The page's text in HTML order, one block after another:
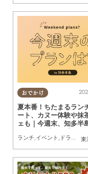
おでかけ
夏本番！ちたまるラン
ート、カヌー体験や抹
ェも｜今週末、知多半
26(日)】
ランチ,イベント , ドライブ ,